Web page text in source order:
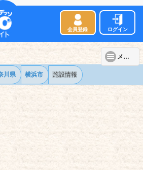
会員登録 ログイン
メニュー
川県 横浜市 施設情報